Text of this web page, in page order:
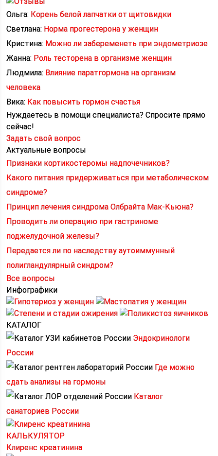
Ольга: Корень белой лапчатки от щитовидки
Светлана: Норма прогестерона у женщин
Кристина: Можно ли забеременеть при эндометриозе
Жанна: Роль тесторена в организме женщин
Людмила: Влияние паратгормона на организм
человека
Вика: Как повысить гормон счастья
Нуждаетесь в помощи специалиста?Спросите прямо
сейчас!
Задать свой вопрос
Актуальные вопросы
Признаки кортикостеромы надпочечников?
Какого питания придерживаться при метаболическом
синдроме?
Принцип лечения синдрома Олбрайта Мак-Кьюна?
Проводить ли операцию при гастриноме
поджелудочной железы?
Передается ли по наследству аутоиммунный
полигландулярный синдром?
Все вопросы
Инфографики
КАТАЛОГ
Эндокринологи
России
Где можно
сдать анализы на гормоны
Каталог
санаториев России
КАЛЬКУЛЯТОР
Клиренс креатинина